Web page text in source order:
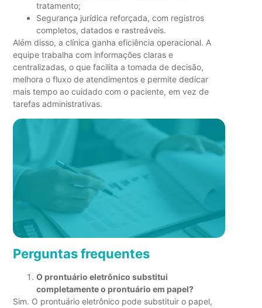
tratamento;
Segurança jurídica reforçada, com registros
completos, datados e rastreáveis.
Além disso, a clínica ganha eficiência operacional. A
equipe trabalha com informações claras e
centralizadas, o que facilita a tomada de decisão,
melhora o fluxo de atendimentos e permite dedicar
mais tempo ao cuidado com o paciente, em vez de
tarefas administrativas.
Perguntas frequentes
O prontuário eletrônico substitui
completamente o prontuário em papel?
Sim. O prontuário eletrônico pode substituir o papel,